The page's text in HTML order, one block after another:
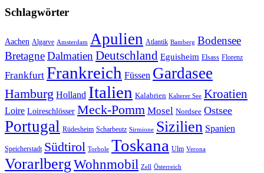
Schlagwörter
Aachen Algarve Amsterdam Apulien Atlantik Bamberg Bodensee
BretagneDalmatien Deutschland Eguisheim Elsass Florenz
Frankfurt Frankreich Füssen Gardasee
Hamburg Holland Italien Kalabrien Kalterer See Kroatien
Loire Loireschlösser Meck-Pomm Mosel Nordsee Ostsee
Portugal Rüdesheim Scharbeutz Sirmione Sizilien Spanien
Speicherstadt Südtirol Torbole Toskana Ulm Verona
VorarlbergWohnmobil Zell Österreich